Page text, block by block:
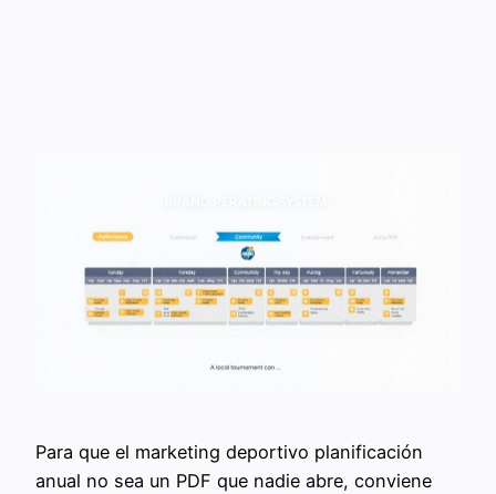
Para que el marketing deportivo planificación
anual no sea un PDF que nadie abre, conviene